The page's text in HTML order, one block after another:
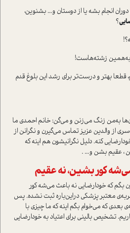
انجام بشه یا از دوستان و... بشنوین،
؟
به‌همین زشته‌هاست!
بهتر و درست‌تر برای رشد این بلوغ قدم
به‌من زنگ می‌زنن و می‌گن: خانم احمدی ما
از والدین عزیز تماس می‌گیرن و نگرانن از
کنه. دلیل نگرانیشون هم اینه که
، عقیم بشن و... .
کور بشین، نه عقیم
بگم که خودارضایی نه باعث می‌شه کور
معتبر پزشکی دراین‌باره ثبت نشده. پس
بعدی که می‌خوام بگم اینه که ما چیزی با
تشخیص بالینی برای اعتیاد به خودارضایی